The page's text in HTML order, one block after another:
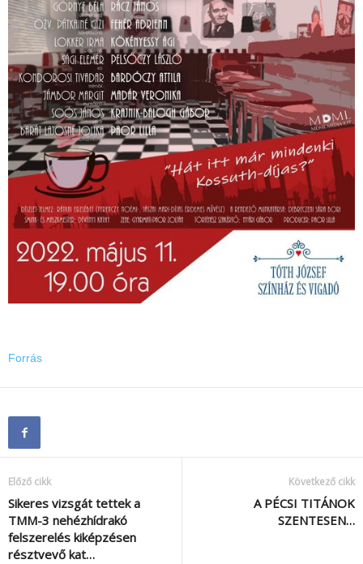
Forrás
Előző cikk
Sikeres vizsgát tettek a
TMM-3 nehézhídrakó
felszerelés kiképzésen
résztvevő kat…
Következő cikk
A PÉCSI TITÁNOK
SZENTESEN…